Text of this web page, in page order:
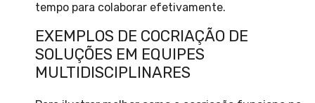
tempo para colaborar efetivamente.
EXEMPLOS DE COCRIAÇÃO DE
SOLUÇÕES EM EQUIPES
MULTIDISCIPLINARES